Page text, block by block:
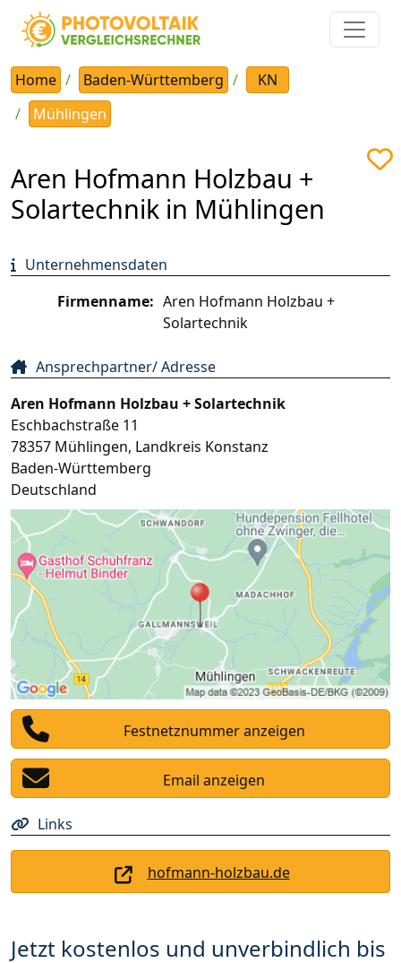
Home Baden-Württemberg
KN
Mühlingen
Aren Hofmann Holzbau +
Solartechnik in Mühlingen
Unternehmensdaten
Firmenname: Aren Hofmann Holzbau +
Solartechnik
Ansprechpartner/ Adresse
Aren Hofmann Holzbau + Solartechnik
Eschbachstraße 11
78357 Mühlingen, Landkreis Konstanz
Baden-Württemberg
Deutschland
Festnetznummer anzeigen
Email anzeigen
Links
hofmann-holzbau.de
Jetzt kostenlos und unverbindlich bis